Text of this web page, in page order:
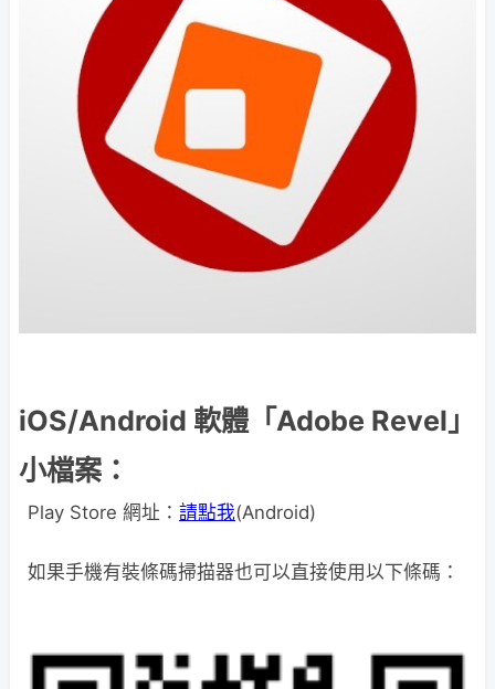
iOS/Android 軟體「Adobe Revel」
小檔案：
Play Store 網址： 請點我(Android)
如果手機有裝條碼掃描器也可以直接使用以下條碼：